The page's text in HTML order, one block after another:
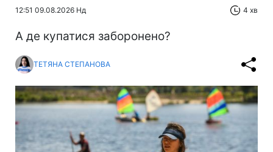
12:51 09.08.2026 Нд 4 хв
А де купатися заборонено?
ТЕТЯНА СТЕПАНОВА